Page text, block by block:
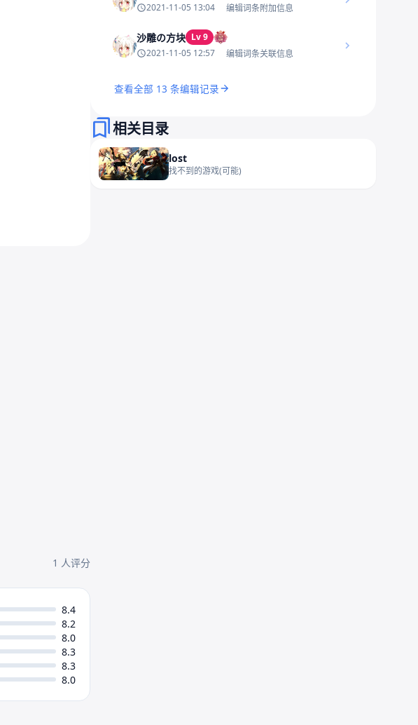
1 人评分
8.4
8.2
8.0
8.3
8.3
8.0
2021-11-05 13:04
编辑词条附加信息
沙雕の方块 Lv 9
2021-11-05 12:57
编辑词条关联信息
查看全部 13 条编辑记录
相关目录
lost
找不到的游戏(可能)